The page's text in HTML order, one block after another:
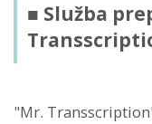
■ Služba
"Mr.